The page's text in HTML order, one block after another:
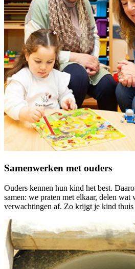
Samenwerken met ouders
Ouders kennen hun kind het best.
samen: we praten met elkaar, delen wat
verwachtingen af. Zo krijgt je kind thuis